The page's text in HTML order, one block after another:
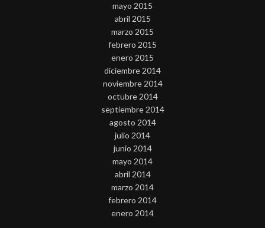
mayo 2015
abril 2015
marzo 2015
febrero 2015
enero 2015
diciembre 2014
noviembre 2014
octubre 2014
septiembre 2014
agosto 2014
julio 2014
junio 2014
mayo 2014
abril 2014
marzo 2014
febrero 2014
enero 2014